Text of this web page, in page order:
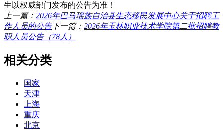
生以权威部门发布的公告为准！
上一篇： 2026年巴马瑶族自治县生态移民发展中心关于招聘工
作人员的公告下一篇： 2026年玉林职业技术学院第二批招聘教
职人员公告（78人）
相关分类
国家
天津
上海
重庆
北京